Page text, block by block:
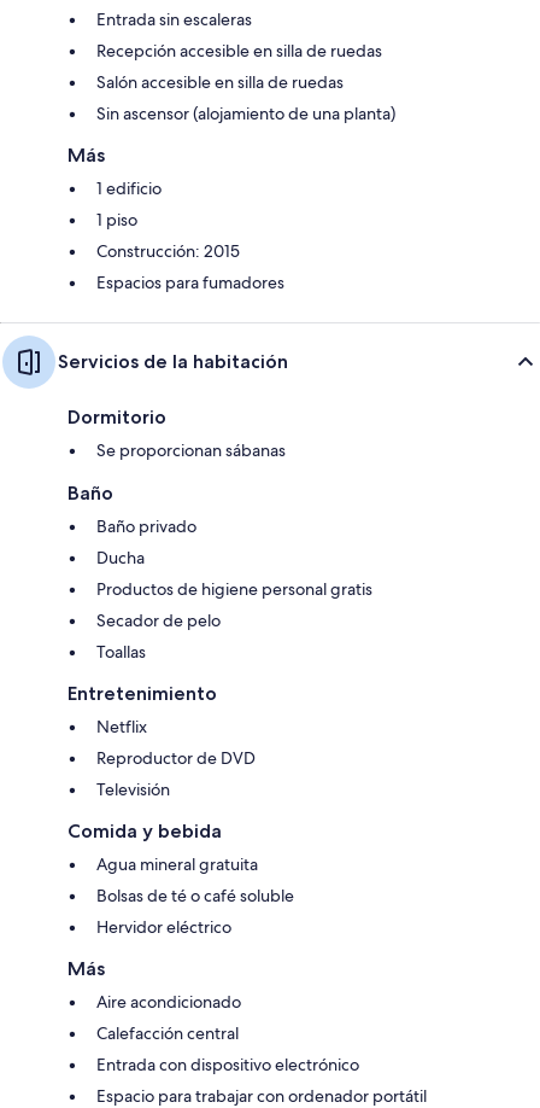
Entrada sin escaleras
Recepción accesible en silla de ruedas
Salón accesible en silla de ruedas
Sin ascensor (alojamiento de una planta)
Más
1 edificio
1 piso
Construcción: 2015
Espacios para fumadores
Servicios de la habitación
Dormitorio
Se proporcionan sábanas
Baño
Baño privado
Ducha
Productos de higiene personal gratis
Secador de pelo
Toallas
Entretenimiento
Netflix
Reproductor de DVD
Televisión
Comida y bebida
Agua mineral gratuita
Bolsas de té o café soluble
Hervidor eléctrico
Más
Aire acondicionado
Calefacción central
Entrada con dispositivo electrónico
Espacio para trabajar con ordenador portátil